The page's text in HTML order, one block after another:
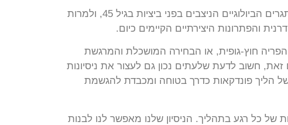
המסע לעבר הורות בגיל מאוחר הוא מסע של אומץ, נחישות ואהבה שאינה תלויה בדבר. ראינו כי למרות האתגרים הביולוגיים הניצבים בפני ביציות בגיל 45, ולמרות
לזכור שאין דרך אחת ‘נכונה’ להפוך לאמא או לאבא. בין אם המסלול שלכם עובר דרך הזרעה בגיל 45, הפריה חוץ-גופית, או הבחירה המושכלת והמרגשת
יחד עם זאת, חשוב לדעת שלעתים נכון גם לעצור את ניסיונות
הליך פונדקאות כדרך בטוחה ומכבדת להגשמת
של כל רגע בתהליך. הניסיון שלנו מאפשר לנו לבנות